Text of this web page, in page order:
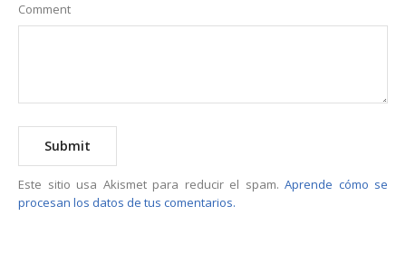
Comment
Este sitio usa Akismet para reducir el spam. Aprende cómo se
procesan los datos de tus comentarios.